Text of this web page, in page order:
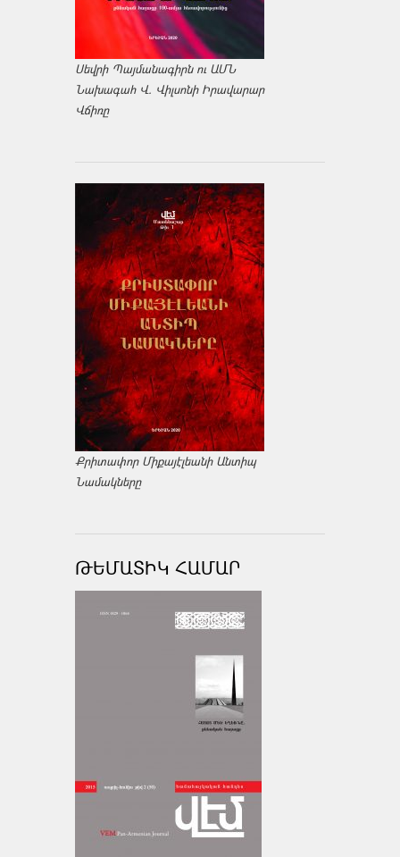
Սեվրի Պայմանագիրն ու ԱՄՆ
Նախագահ Վ. Վիլսոնի Իրավարար
Վճիռը
Քրիտափոր Միքայէլեանի Անտիպ
Նամակները
ԹԵՄԱՏԻԿ ՀԱՄԱՐ